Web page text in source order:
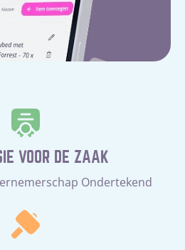
VOOR DE ZAAK
Ondertekend